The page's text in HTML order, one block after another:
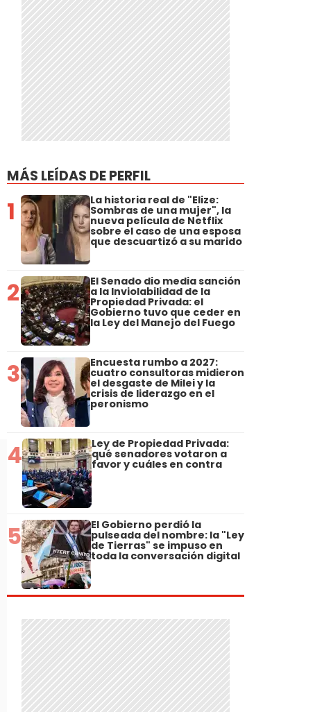
MÁS LEÍDAS DE PERFIL
1 La historia real de "Elize:
Sombras de una mujer", la
nueva película de Netflix
sobre el caso de una esposa
que descuartizó a su marido
2 El Senado dio media sanción
a la Inviolabilidad de la
Propiedad Privada: el
Gobierno tuvo que ceder en
la Ley del Manejo del Fuego
3 Encuesta rumbo a 2027:
cuatro consultoras midieron
el desgaste de Milei y la
crisis de liderazgo en el
peronismo
4 Ley de Propiedad Privada:
qué senadores votaron a
favor y cuáles en contra
5 El Gobierno perdió la
pulseada del nombre: la "Ley
de Tierras" se impuso en
toda la conversación digital